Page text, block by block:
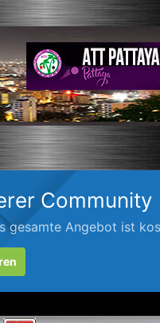
Community
gesamte Angebot ist